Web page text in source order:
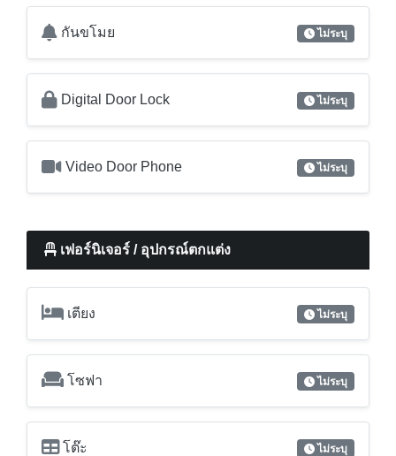
กันขโมย ไม่ระบุ
Digital Door Lock ไม่ระบุ
Video Door Phone ไม่ระบุ
เฟอร์นิเจอร์ / อุปกรณ์ตกแต่ง
เตียง ไม่ระบุ
โซฟา ไม่ระบุ
โต๊ะ ไม่ระบุ